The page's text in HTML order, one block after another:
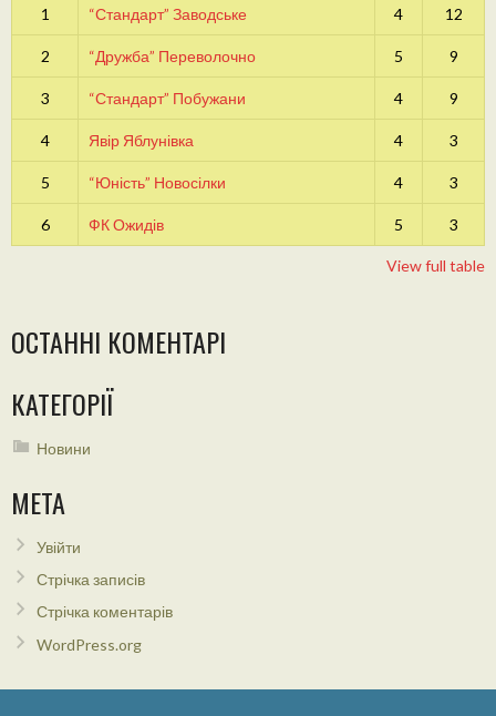
1 “Стандарт” Заводське 4 12
2 “Дружба” Переволочно 5 9
3 “Стандарт” Побужани 4 9
4 Явір Яблунівка 4 3
5 “Юність” Новосілки 4 3
6 ФК Ожидів 5 3
View full table
ОСТАННІ КОМЕНТАРІ
КАТЕГОРІЇ
Новини
МЕТА
Увійти
Стрічка записів
Стрічка коментарів
WordPress.org